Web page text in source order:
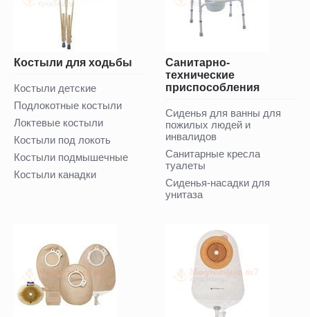
Костыли для ходьбы
Костыли детские
Подлокотные костыли
Локтевые костыли
Костыли под локоть
Костыли подмышечные
Костыли канадки
Санитарно-
технические
приспособления
Сиденья для ванны для
пожилых людей и
инвалидов
Санитарные кресла
туалеты
Сиденья-насадки для
унитаза